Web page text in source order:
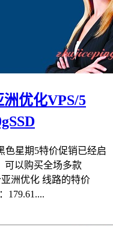
优化VPS/5
色星期5特价促销已经启
可以购买全场多款
洲优化 线路的特价
179.61....